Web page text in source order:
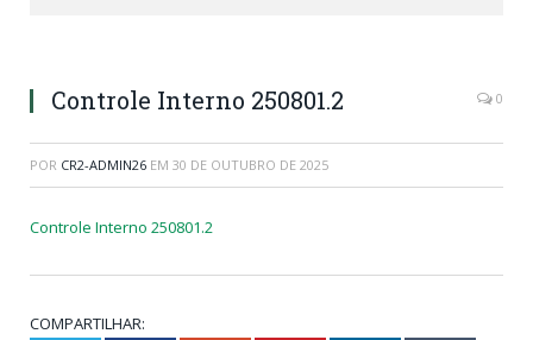
Controle Interno 250801.2 0
POR CR2-ADMIN26 EM 30 DE OUTUBRO DE 2025
Controle Interno 250801.2
COMPARTILHAR: